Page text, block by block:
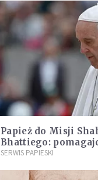
Papież do Misji
Bhattiego:
fałszywych oskarżeń
SERWIS PAPIESKI